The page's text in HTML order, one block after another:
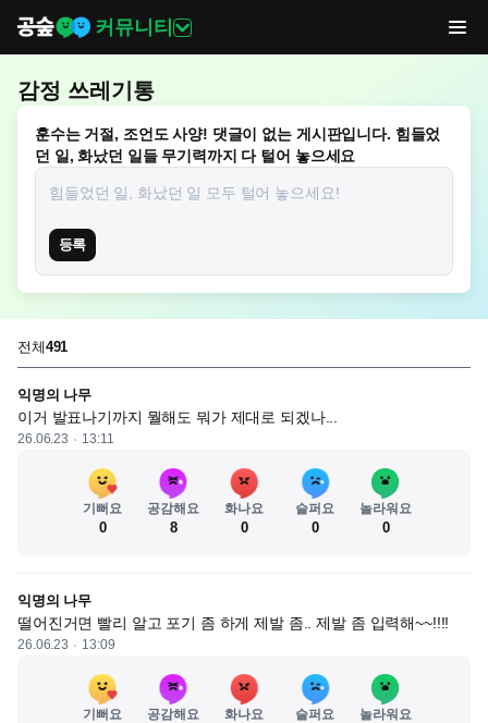
커뮤니티
감정 쓰레기통
훈수는 거절, 조언도 사양! 댓글이 없는 게시판입니다. 힘들었
던 일, 화났던 일들 무기력까지 다 털어 놓으세요
등록
전체491
익명의 나무
이거 발표나기까지 뭘해도 뭐가 제대로 되겠나...
26.06.23 13:11
기뻐요
0
공감해요
8
화나요
0
슬퍼요
0
놀라워요
0
익명의 나무
떨어진거면 빨리 알고 포기 좀 하게 제발 좀.. 제발 좀 입력해~~!!!!
26.06.23 13:09
기뻐요 공감해요 화나요 슬퍼요 놀라워요